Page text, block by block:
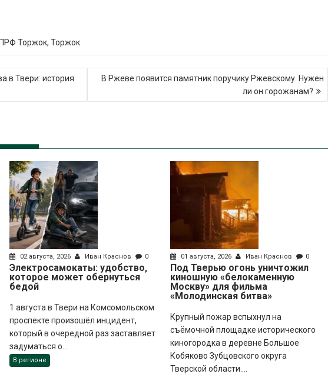
Торжок, Торжок
в Твери: история
В Ржеве появится памятник поручику Ржевскому. Нужен
ли он горожанам?
02 августа, 2026 Иван Краснов 0
Электросамокаты: удобство,
которое может обернуться
бедой
1 августа в Твери на Комсомольском
проспекте произошёл инцидент,
который в очередной раз заставляет
задуматься о...
В регионе
01 августа, 2026 Иван Краснов 0
Под Тверью огонь уничтожил
киношную «белокаменную
Москву» для фильма
«Молодинская битва»
Крупный пожар вспыхнул на
съёмочной площадке исторического
киногородка в деревне Большое
Кобяково Зубцовского округа
Тверской области....